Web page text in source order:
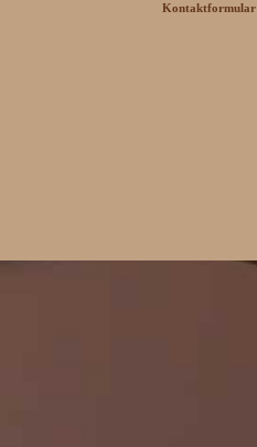
Kontaktformular